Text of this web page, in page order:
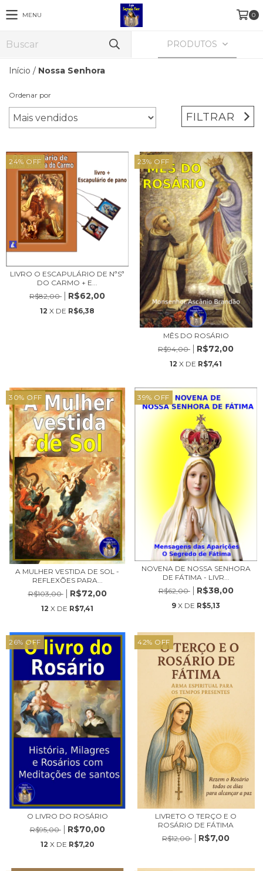
MENU 0
PRODUTOS
Início / Nossa Senhora
Ordenar por
FILTRAR
24% OFF
LIVRO O ESCAPULÁRIO DE NªSª
DO CARMO + E...
R$82,00
R$62,00
12 X DE R$6,38
23% OFF
MÊS DO ROSÁRIO
R$94,00
R$72,00
12 X DE R$7,41
30% OFF
A MULHER VESTIDA DE SOL -
REFLEXÕES PARA...
R$103,00
R$72,00
12 X DE R$7,41
39% OFF
NOVENA DE NOSSA SENHORA
DE FÁTIMA - LIVR...
R$62,00
R$38,00
9 X DE R$5,13
26% OFF
O LIVRO DO ROSÁRIO
R$95,00
R$70,00
12 X DE R$7,20
42% OFF
LIVRETO O TERÇO E O
ROSÁRIO DE FÁTIMA
R$12,00
R$7,00